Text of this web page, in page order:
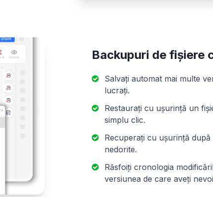
Backupuri de fișiere
Salvați automat mai multe
lucrați.
Restaurați cu ușurință un
simplu clic.
Recuperați cu ușurință
nedorite.
Răsfoiți cronologia
versiunea de care aveți